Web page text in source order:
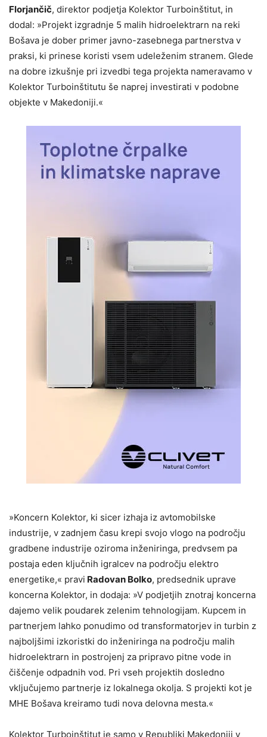
Florjančič, direktor podjetja Kolektor Turboinštitut, in
dodal: »Projekt izgradnje 5 malih hidroelektrarn na reki
Bošava je dober primer javno-zasebnega partnerstva v
praksi, ki prinese koristi vsem udeleženim stranem. Glede
na dobre izkušnje pri izvedbi tega projekta nameravamo v
Kolektor Turboinštitutu še naprej investirati v podobne
objekte v Makedoniji.«
»Koncern Kolektor, ki sicer izhaja iz avtomobilske
industrije, v zadnjem času krepi svojo vlogo na področju
gradbene industrije oziroma inženiringa, predvsem pa
postaja eden ključnih igralcev na področju elektro
energetike,« pravi Radovan Bolko, predsednik uprave
koncerna Kolektor, in dodaja: »V podjetjih znotraj koncerna
dajemo velik poudarek zelenim tehnologijam. Kupcem in
partnerjem lahko ponudimo od transformatorjev in turbin z
najboljšimi izkoristki do inženiringa na področju malih
hidroelektrarn in postrojenj za pripravo pitne vode in
čiščenje odpadnih vod. Pri vseh projektih dosledno
vključujemo partnerje iz lokalnega okolja. S projekti kot je
MHE Bošava kreiramo tudi nova delovna mesta.«
Kolektor Turboinštitut je samo v Republiki Makedoniji v